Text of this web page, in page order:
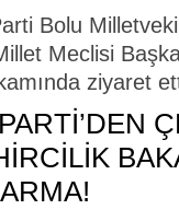
Bolu
Meclisi
ziyaret